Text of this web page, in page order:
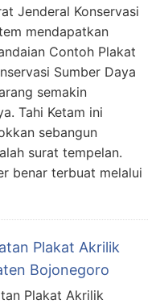
Jenderal Konservasi
mendapatkan
Contoh Plakat
Sumber Daya
semakin
Tahi Ketam ini
sebangun
surat tempelan.
benar terbuat melalui
Plakat Akrilik
Bojonegoro
Plakat Akrilik